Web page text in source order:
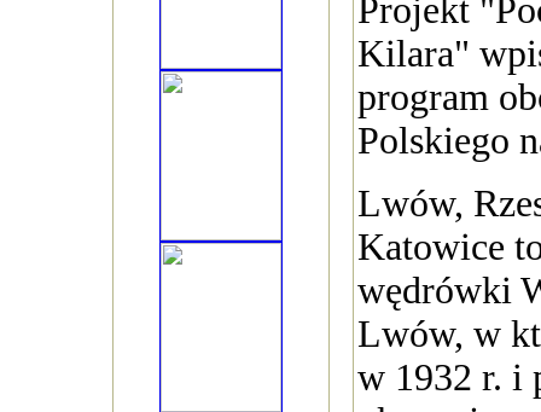
Projekt
Kilara"
program
Polskiego
Lwów,
Katowice
wędrówki
Lwów, w
w 1932 r. i